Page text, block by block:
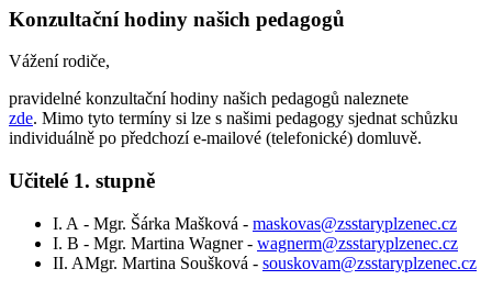
Konzultační hodiny našich pedagogů
Vážení rodiče,
pravidelné konzultační hodiny našich pedagogů naleznete
zde. Mimo tyto termíny si lze s našimi pedagogy sjednat schůzku
individuálně po předchozí e-mailové (telefonické) domluvě.
Učitelé 1. stupně
I. A - Mgr. Šárka Mašková - maskovas@zsstaryplzenec.cz
I. B - Mgr. Martina Wagner - wagnerm@zsstaryplzenec.cz
II. AMgr. Martina Soušková - souskovam@zsstaryplzenec.cz